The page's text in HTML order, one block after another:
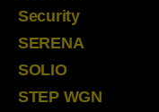
Security
SERENA
SOLIO
STEP WGN